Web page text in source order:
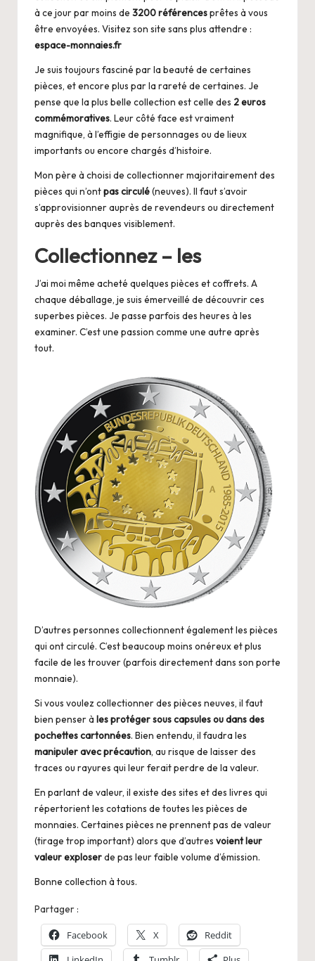
à ce jour par moins de 3200 référencesprêtes à vous
être envoyées. Visitez son site sans plus attendre :
espace-monnaies.fr
Je suis toujours fasciné par la beauté de certaines
pièces, et encore plus par la rareté de certaines. Je
pense que la plus belle collection est celle des 2 euros
commémoratives. Leur côté face est vraiment
magnifique, à l’effigie de personnages ou de lieux
importants ou encore chargés d’histoire.
Mon père à choisi de collectionner majoritairement des
pièces qui n’ontpas circulé(neuves). Il faut s’avoir
s’approvisionner auprès de revendeurs ou directement
auprès des banques visiblement.
Collectionnez – les
J’ai moi même acheté quelques pièces et coffrets. A
chaque déballage, je suis émerveillé de découvrir ces
superbes pièces. Je passe parfois des heures à les
examiner. C’est une passion comme une autre après
tout.
D’autres personnes collectionnent également les pièces
qui ont circulé. C’est beaucoup moins onéreux et plus
facile de les trouver (parfois directement dans son porte
monnaie).
Si vous voulez collectionner des pièces neuves, il faut
bien penser à les protéger sous capsules ou dans des
pochettes cartonnées. Bien entendu, il faudra les
manipuler avec précaution, au risque de laisser des
traces ou rayures qui leur ferait perdre de la valeur.
En parlant de valeur, il existe des sites et des livres qui
répertorient les cotations de toutes les pièces de
monnaies. Certaines pièces ne prennent pas de valeur
(tirage trop important) alors que d’autres voient leur
valeur exploserde pas leur faible volume d’émission.
Bonne collection à tous.
Partager :
Facebook X
Reddit